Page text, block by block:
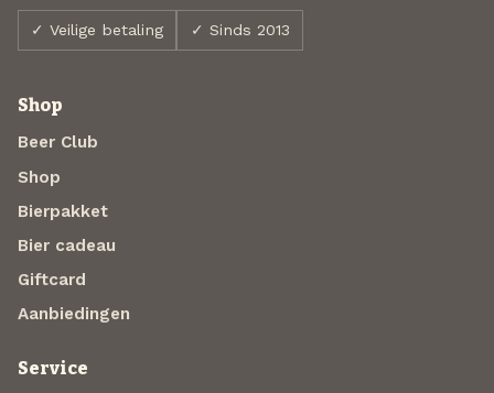
✓ Veilige betaling ✓ Sinds 2013
Shop
Beer Club
Shop
Bierpakket
Bier cadeau
Giftcard
Aanbiedingen
Service